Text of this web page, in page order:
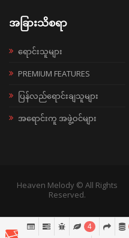
အခြားသိစရာ
ရောင်းသူများ
PREMIUM FEATURES
ပြန်လည်ရောင်းချသူများ
အရောင်းကူ အဖွဲ့ဝင်များ
Heaven Melody © All Rights
Reserved.
4